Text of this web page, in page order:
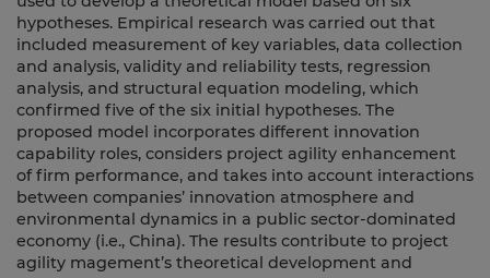
hypotheses. Empirical research was carried out that
included measurement of key variables, data collection
and analysis, validity and reliability tests, regression
analysis, and structural equation modeling, which
confirmed five of the six initial hypotheses. The
proposed model incorporates different innovation
capability roles, considers project agility enhancement
of firm performance, and takes into account interactions
between companies’ innovation atmosphere and
environmental dynamics in a public sector-dominated
economy (i.e., China). The results contribute to project
agility magement’s theoretical development and